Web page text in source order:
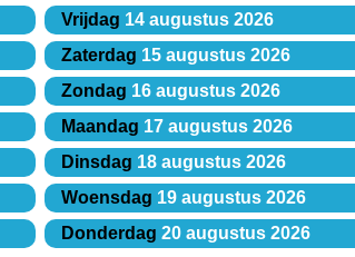
Vrijdag 14 augustus 2026
Zaterdag 15 augustus 2026
Zondag 16 augustus 2026
Maandag 17 augustus 2026
Dinsdag 18 augustus 2026
Woensdag 19 augustus 2026
Donderdag 20 augustus 2026